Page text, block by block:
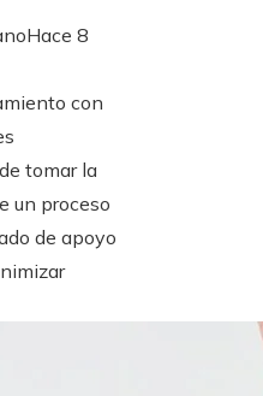
Hace 8
con
tomar la
un proceso
de apoyo